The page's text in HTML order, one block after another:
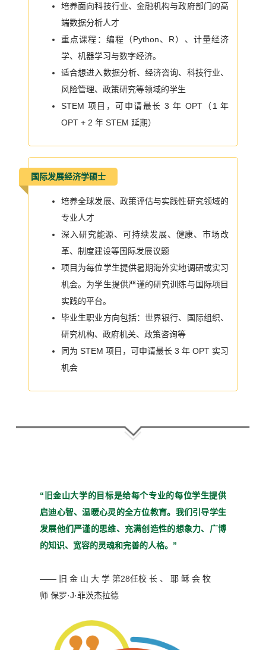
培养面向科技行业、金融机构与政府部门的高
端数据分析人才
重点课程：编程（Python、R）、计量经济
学、机器学习与数字经济。
适合想进入数据分析、经济咨询、科技行业、
风险管理、政策研究等领域的学生
STEM 项目，可申请最长 3 年 OPT（1 年
OPT + 2 年 STEM 延期）
国际发展经济学硕士
培养全球发展、政策评估与实践性研究领域的
专业人才
深入研究能源、可持续发展、健康、市场改
革、制度建设等国际发展议题
项目为每位学生提供暑期海外实地调研或实习
机会。为学生提供严谨的研究训练与国际项目
实践的平台。
毕业生职业方向包括：世界银行、国际组织、
研究机构、政府机关、政策咨询等
同为 STEM 项目，可申请最长 3 年 OPT 实习
机会
“旧金山大学的目标是给每个专业的每位学生提供
启迪心智、温暖心灵的全方位教育。 我们引导学生
发展他们严谨的思维、充满创造性的想象力、广博
的知识、宽容的灵魂和完善的人格。”
—— 旧 金 山 大 学 第28任校 长 、 耶 稣 会 牧
师 保罗·J·菲茨杰拉德